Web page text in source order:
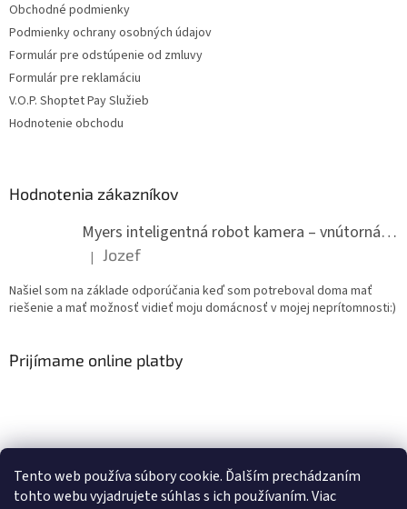
Tento web používa súbory cookie. Ďalším prechádzaním
tohto webu vyjadrujete súhlas s ich používaním. Viac
Obchodné podmienky
Podmienky ochrany osobných údajov
Formulár pre odstúpenie od zmluvy
Formulár pre reklamáciu
V.O.P. Shoptet Pay Služieb
Hodnotenie obchodu
Hodnotenia zákazníkov
Myers inteligentná robot kamera – vnútorná WiFi kamera
Hodnotenie produktu je 5 z 5 hviezdičiek.
| Jozef
Našiel som na základe odporúčania keď som potreboval doma mať
riešenie a mať možnosť vidieť moju domácnosť v mojej neprítomnosti:)
Prijímame online platby
Youtube T-CAM